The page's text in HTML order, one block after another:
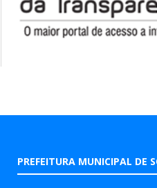
PREFEITURA MUNICIPAL DE